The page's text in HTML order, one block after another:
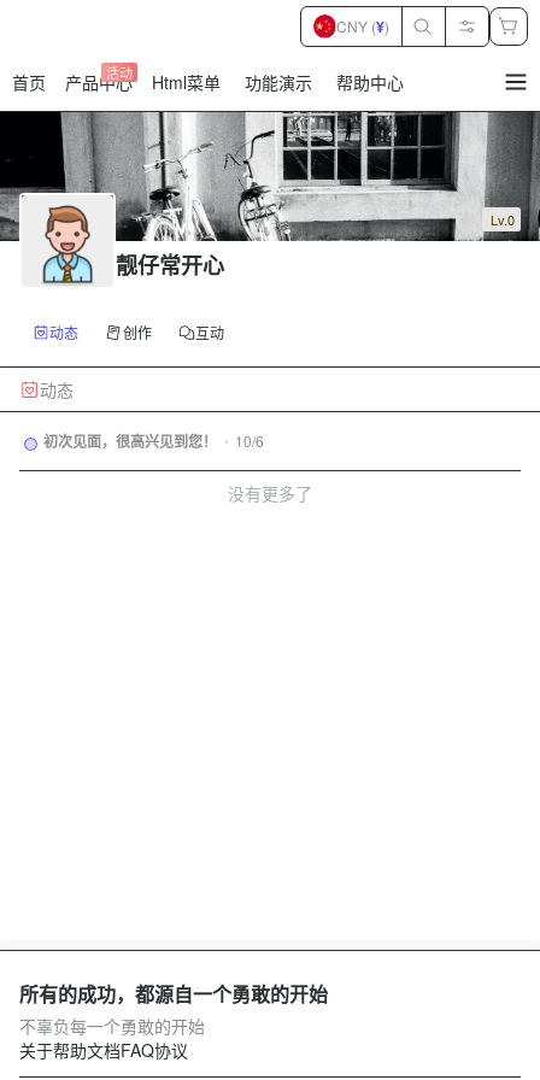
首页 产品中心
活动 Html菜单 功能演示 帮助中心
CNY (¥)
Lv.0
靓仔常开心
动态 创作 互动
动态
初次见面，很高兴见到您！ • 10/6
没有更多了
所有的成功，都源自一个勇敢的开始
不辜负每一个勇敢的开始
关于帮助文档FAQ协议